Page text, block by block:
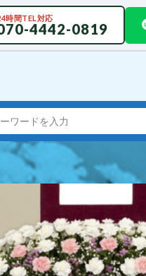
時間TEL対応
4442-0819